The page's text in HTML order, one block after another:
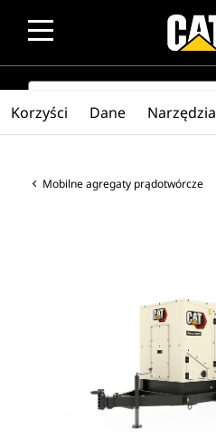
SEARCH
Mobilne agregaty prądotwórcze
Korzyści Dane Narzędzia